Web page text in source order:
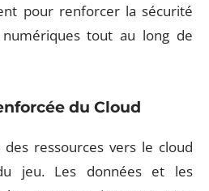
pour renforcer la sécurité
tout au long de
du Cloud
ressources vers le cloud
jeu. Les données et les